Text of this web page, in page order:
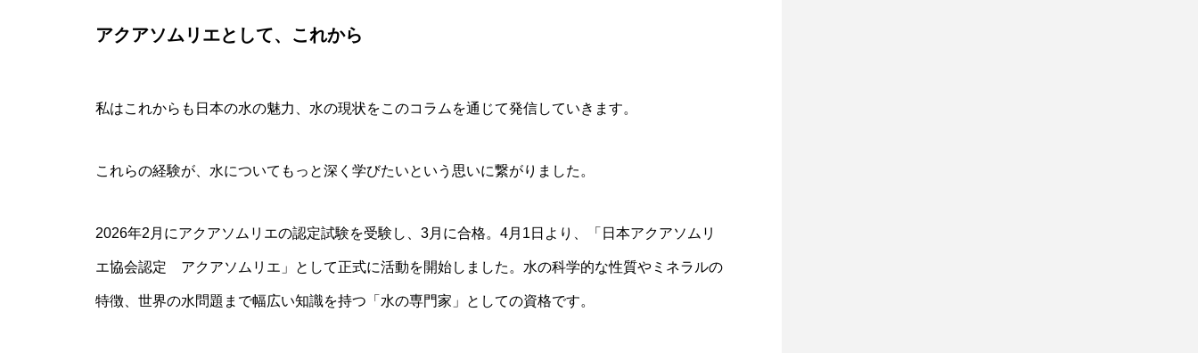
アクアソムリエとして、これから
私はこれからも日本の水の魅力、水の現状をこのコラムを通じて発信していきます。
これらの経験が、水についてもっと深く学びたいという思いに繋がりました。
2026年2月にアクアソムリエの認定試験を受験し、3月に合格。4月1日より、「日本アクアソムリ
エ協会認定 アクアソムリエ」として正式に活動を開始しました。水の科学的な性質やミネラルの
特徴、世界の水問題まで幅広い知識を持つ「水の専門家」としての資格です。